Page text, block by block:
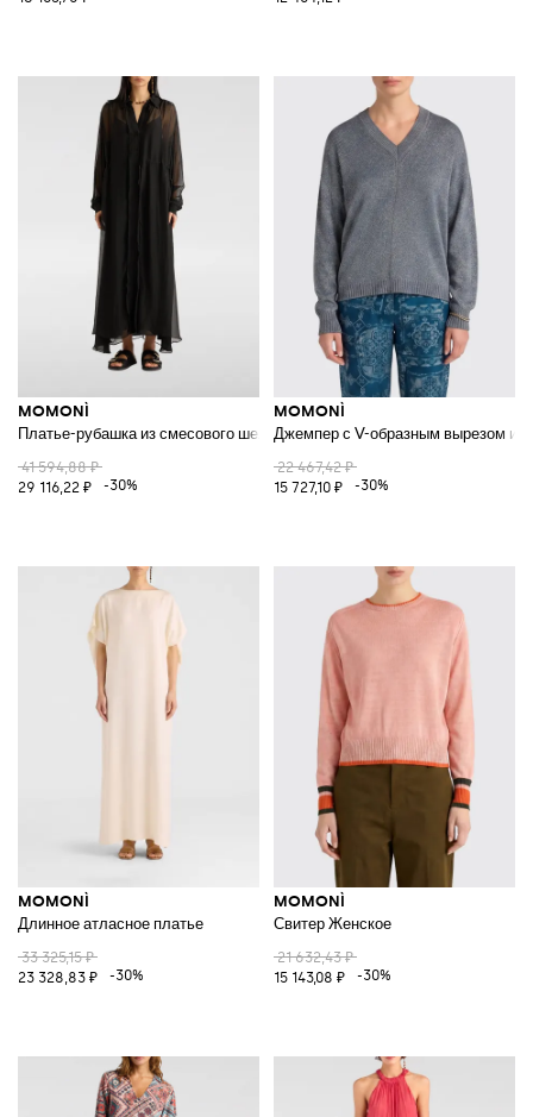
MOMONÌ
Платье-рубашка из смесового шелка
41 594,88 ₽
29 116,22 ₽
-30%
MOMONÌ
Джемпер с V-образным вырезом из
22 467,42 ₽
15 727,10 ₽
-30%
MOMONÌ
Длинное атласное платье
33 325,15 ₽
23 328,83 ₽
-30%
MOMONÌ
Свитер Женское
21 632,43 ₽
15 143,08 ₽
-30%